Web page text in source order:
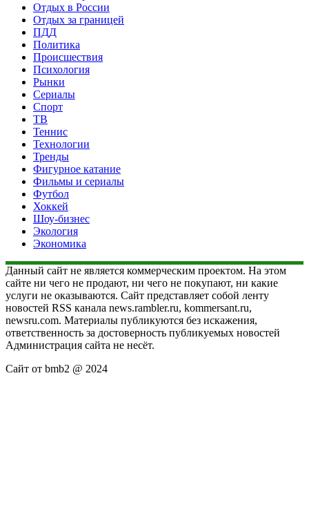
Отдых в России
Отдых за границей
ПДД
Политика
Происшествия
Психология
Рынки
Сериалы
Спорт
ТВ
Теннис
Технологии
Тренды
Фигурное катание
Фильмы и сериалы
Футбол
Хоккей
Шоу-бизнес
Экология
Экономика
Данный сайт не является коммерческим проектом. На этом
сайте ни чего не продают, ни чего не покупают, ни какие
услуги не оказываются. Сайт представляет собой ленту
новостей RSS канала news.rambler.ru, kommersant.ru,
newsru.com. Материалы публикуются без искажения,
ответственность за достоверность публикуемых новостей
Администрация сайта не несёт.
Сайт от bmb2 @ 2024